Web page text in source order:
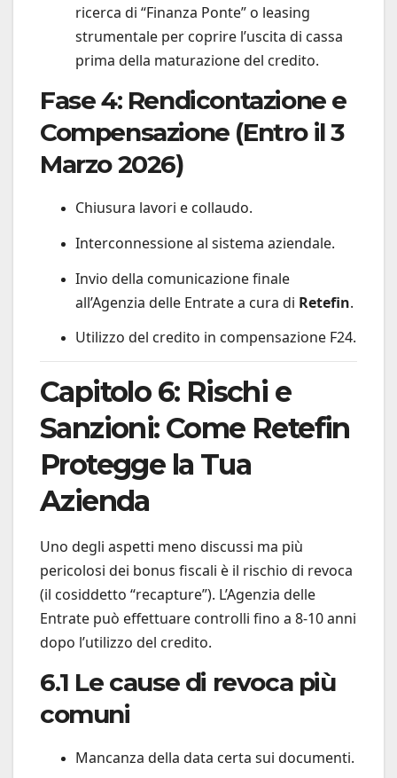
ricerca di “Finanza Ponte” o leasing
strumentale per coprire l’uscita di cassa
prima della maturazione del credito.
Fase 4: Rendicontazione e
Compensazione (Entro il 3
Marzo 2026)
Chiusura lavori e collaudo.
Interconnessione al sistema aziendale.
Invio della comunicazione finale
all’Agenzia delle Entrate a cura di Retefin.
Utilizzo del credito in compensazione F24.
Capitolo 6: Rischi e
Sanzioni: Come Retefin
Protegge la Tua
Azienda
Uno degli aspetti meno discussi ma più
pericolosi dei bonus fiscali è il rischio di revoca
(il cosiddetto “recapture”). L’Agenzia delle
Entrate può effettuare controlli fino a 8-10 anni
dopo l’utilizzo del credito.
6.1 Le cause di revoca più
comuni
Mancanza della data certa sui documenti.